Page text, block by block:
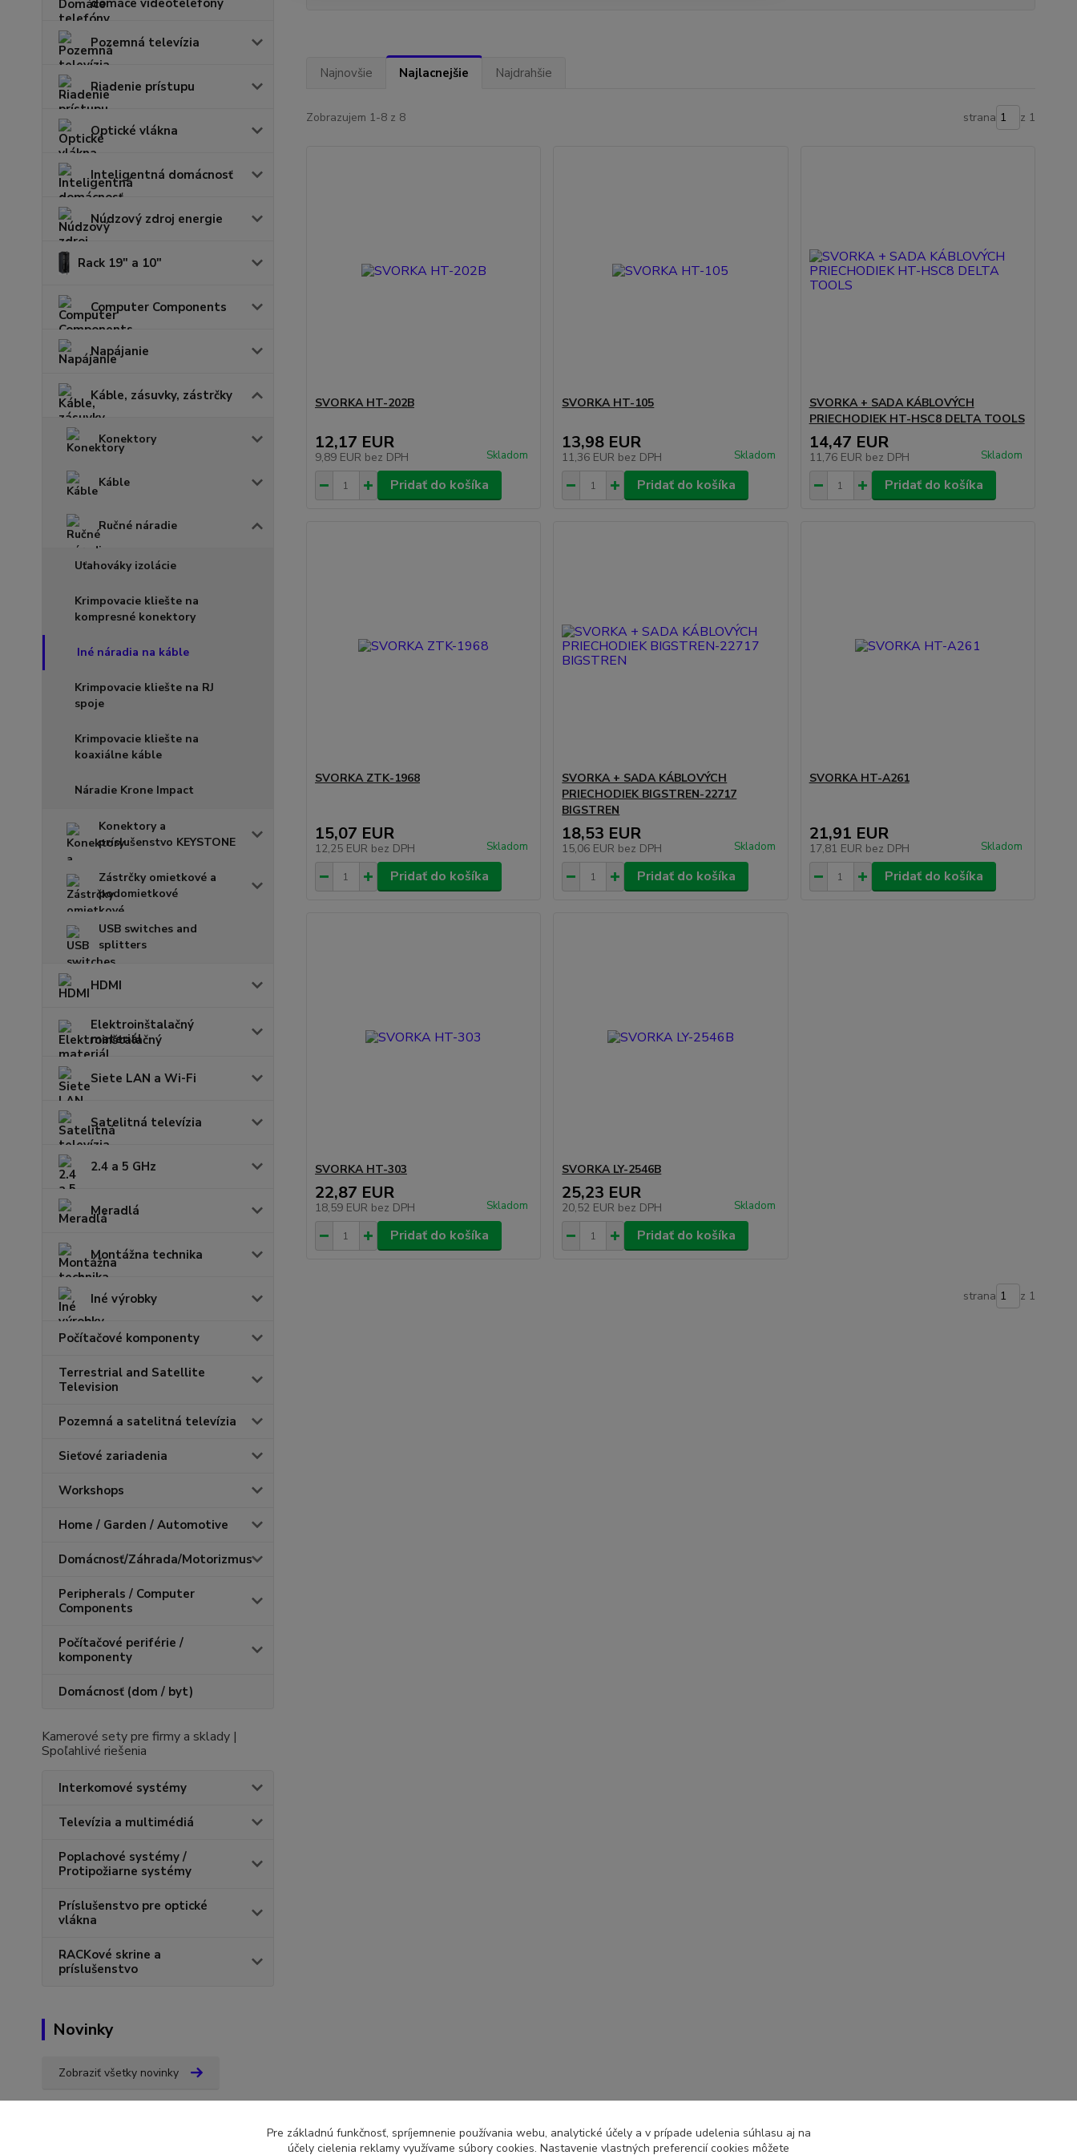
Pozemná televízia
Riadenie prístupu
Optické vlákna
Inteligentná domácnosť
Núdzový zdroj energie
Rack 19" a 10"
Computer Components
Napájanie
Káble, zásuvky, zástrčky
Konektory
Káble
Ručné náradie
Uťahováky izolácie
Krimpovacie kliešte na
kompresné konektory
Iné náradia na káble
Krimpovacie kliešte na RJ
spoje
Krimpovacie kliešte na
koaxiálne káble
Náradie Krone Impact
Konektory a
príslušenstvo KEYSTONE
Zástrčky omietkové a
podomietkové
USB switches and
splitters
HDMI
Elektroinštalačný
materiál
Siete LAN a Wi-Fi
Satelitná televízia
2.4 a 5 GHz
Meradlá
Montážna technika
Iné výrobky
Počítačové komponenty
Terrestrial and Satellite
Television
Pozemná a satelitná televízia
Sieťové zariadenia
Workshops
Home / Garden / Automotive
Domácnosť/Záhrada/Motorizmus
Peripherals / Computer
Components
Počítačové periférie /
komponenty
Domácnosť (dom / byt)
Kamerové sety pre firmy a sklady |
Spoľahlivé riešenia
Interkomové systémy
Televízia a multimédiá
Poplachové systémy /
Protipožiarne systémy
Príslušenstvo pre optické
vlákna
RACKové skrine a
príslušenstvo
Novinky
Zobraziť všetky novinky
Najnovšie Najlacnejšie Najdrahšie
Zobrazujem 1-8 z 8 strana z 1
SVORKA HT-202B
12,17 EUR
9,89 EUR bez DPH Skladom
Pridať do košíka
SVORKA HT-105
13,98 EUR
11,36 EUR bez DPH Skladom
Pridať do košíka
SVORKA + SADA KÁBLOVÝCH
PRIECHODIEK HT-HSC8 DELTA TOOLS
14,47 EUR
11,76 EUR bez DPH Skladom
Pridať do košíka
SVORKA ZTK-1968
15,07 EUR
12,25 EUR bez DPH Skladom
Pridať do košíka
SVORKA + SADA KÁBLOVÝCH
PRIECHODIEK BIGSTREN-22717
BIGSTREN
18,53 EUR
15,06 EUR bez DPH Skladom
Pridať do košíka
SVORKA HT-A261
21,91 EUR
17,81 EUR bez DPH Skladom
Pridať do košíka
SVORKA HT-303
22,87 EUR
18,59 EUR bez DPH Skladom
Pridať do košíka
SVORKA LY-2546B
25,23 EUR
20,52 EUR bez DPH Skladom
Pridať do košíka
strana z 1
Pre základnú funkčnosť, spríjemnenie používania webu, analytické účely a v prípade udelenia súhlasu aj na
účely cielenia reklamy využívame súbory cookies. Nastavenie vlastných preferencií cookies môžete